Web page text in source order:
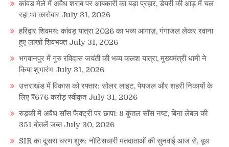
कांवड़ मेले में अवैध शराब पर आबकारी का बड़ा प्रहार, डेयरी की आड़ में चल
रहा था कारोबार July 31, 2026
हरिद्वार शिवमय: कांवड़ यात्रा 2026 का भव्य आगाज़, गंगाजल लेकर रवाना
हुए लाखों शिवभक्त July 31, 2026
भगवानपुर में गुरु रविदास जयंती की भव्य कलश यात्रा, मुख्यमंत्री धामी ने
किया शुभारंभ July 31, 2026
उत्तराखंड में विकास को रफ्तार: सोलर लाइट, पेयजल और शहरी निकायों के
लिए ₹676 करोड़ स्वीकृत July 31, 2026
रुड़की में अवैध सॉस फैक्ट्री पर छापा: 8 कुंतल सॉस नष्ट, बिना लेबल की
351 बोतलें जब्त July 30, 2026
SIR का दूसरा चरण शुरू: नोटिसधारी मतदाताओं की सुनवाई आज से, बूथ